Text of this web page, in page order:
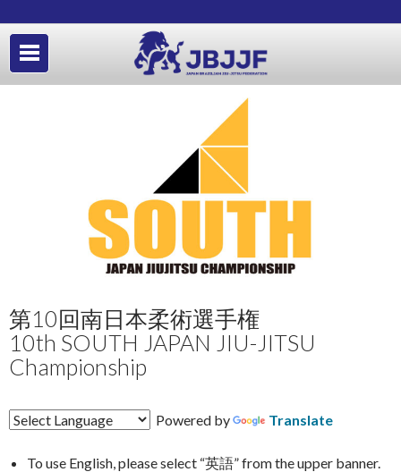
第10回南日本柔術選手権
10th SOUTH JAPAN JIU-JITSU
Championship
Powered by Translate
To use English, please select “英語” from the upper banner.